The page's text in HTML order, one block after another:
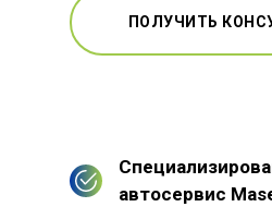
ПОЛУЧИТЬ
автосервис